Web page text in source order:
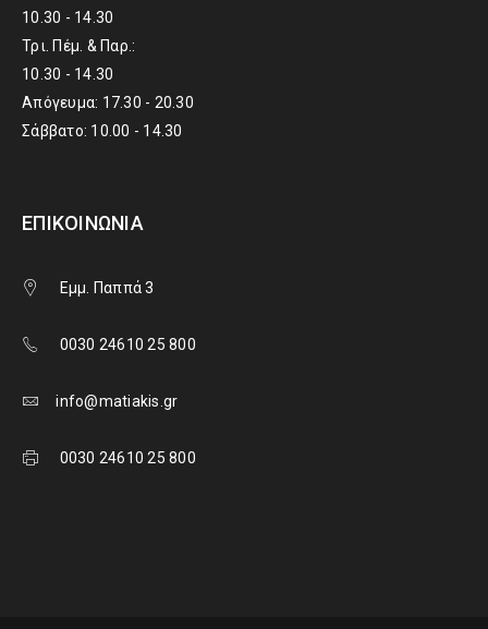
10.30 - 14.30
Τρι. Πέμ. & Παρ.:
10.30 - 14.30
Απόγευμα: 17.30 - 20.30
Σάββατο: 10.00 - 14.30
ΕΠΙΚΟΙΝΩΝΊΑ
Εμμ. Παππά 3
0030 24610 25 800
info@matiakis.gr
0030 24610 25 800